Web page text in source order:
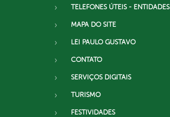
TELEFONES ÚTEIS - ENTIDADES
MAPA DO SITE
LEI PAULO GUSTAVO
CONTATO
SERVIÇOS DIGITAIS
TURISMO
FESTIVIDADES